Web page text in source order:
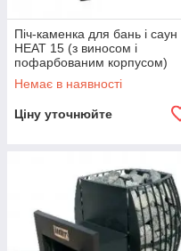
Піч-каменка для бань і саун
HEAT 15 (з виносом і
пофарбованим корпусом)
Немає в наявності
Ціну уточнюйте